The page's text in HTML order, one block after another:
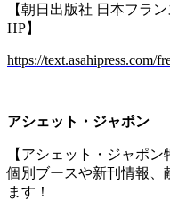
【朝日出版社 日本フラ
HP】
https://text.asahipress.com/
アシェット・ジャポン
【アシェット・ジャポン
個別ブースや新刊情報、
ます！